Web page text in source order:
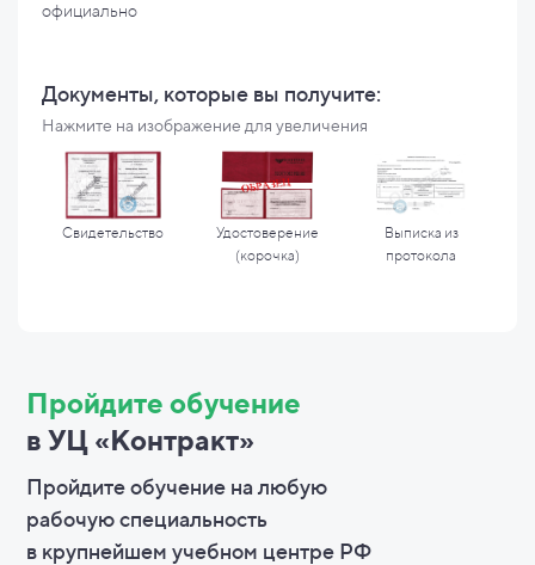
официально
Документы, которые вы получите:
Нажмите на изображение для увеличения
Свидетельство
Удостоверение
(корочка)
Выписка из
протокола
Пройдите обучение
в УЦ «Контракт»
Пройдите обучение на любую
рабочую специальность
в крупнейшем учебном центре РФ